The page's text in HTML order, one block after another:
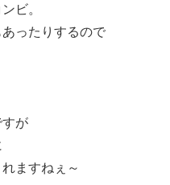
ビ。
ったりするので
が
ますねぇ～